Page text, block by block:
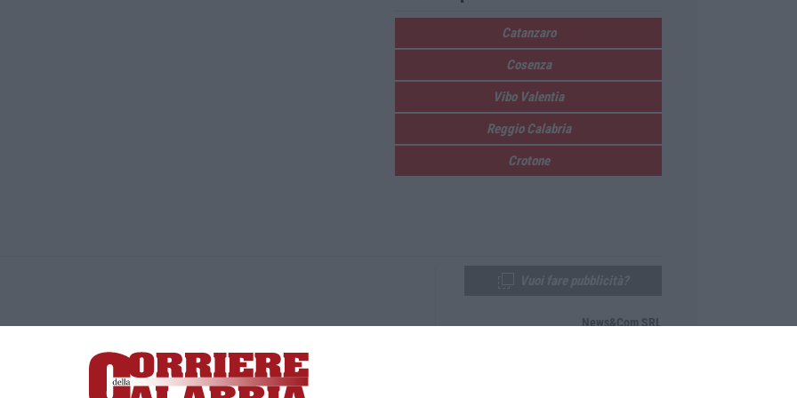
Catanzaro
Cosenza
Vibo Valentia
Reggio Calabria
Crotone
Lamezia Terme (CZ)
responsabile Paola Militano |Privacy
News&Com SRL